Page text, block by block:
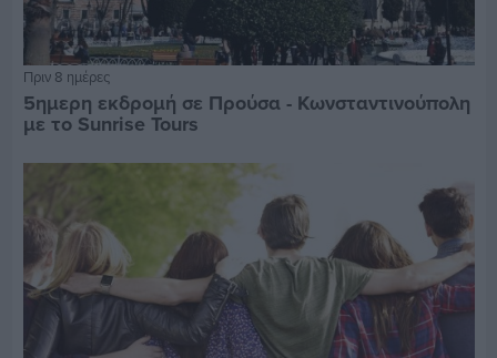
Πριν 8 ημέρες
5ημερη εκδρομή σε Προύσα - Κωνσταντινούπολη
με το Sunrise Tours